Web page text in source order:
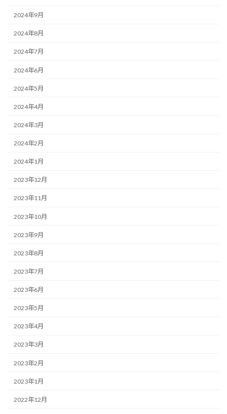
2024年9月
2024年8月
2024年7月
2024年6月
2024年5月
2024年4月
2024年3月
2024年2月
2024年1月
2023年12月
2023年11月
2023年10月
2023年9月
2023年8月
2023年7月
2023年6月
2023年5月
2023年4月
2023年3月
2023年2月
2023年1月
2022年12月